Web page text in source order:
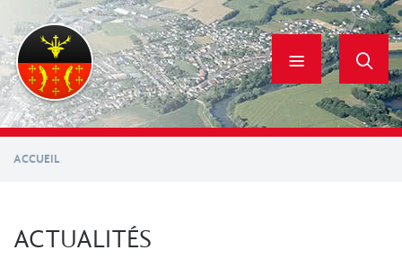
contenu
principal
ACCUEIL
ACTUALITÉS